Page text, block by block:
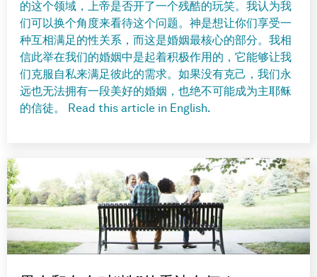
的这个领域，上帝是否开了一个残酷的玩笑。我认为我
们可以换个角度来看待这个问题。神是想让你们享受一
种互相满足的性关系，而这是婚姻最核心的部分。我相
信此举在我们的婚姻中是起着积极作用的，它能够让我
们克服自私来满足彼此的需求。如果没有克己，我们永
远也无法拥有一段美好的婚姻，也绝不可能成为主耶稣
的信徒。 Read this article in English.